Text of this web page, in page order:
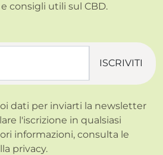
consigli utili sul CBD.
ISCRIVITI
dati per inviarti la newsletter
l'iscrizione in qualsiasi
informazioni, consulta le
privacy.